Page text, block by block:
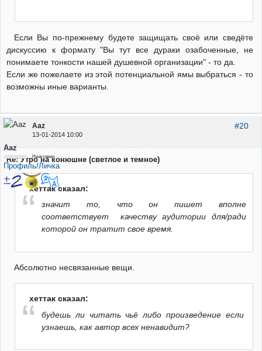
Если Вы по-прежнему будете защищать своё или сведёте
дискуссию к формату "Вы тут все дураки озабоченные, не
понимаете тонкости нашей душевной организации" - то да.
Если же пожелаете из этой потенциальной ямы выбраться - то
возможны иные варианты.
#20
Aaz
13-01-2014 10:00
Aaz
Неактивен
Профиль/Личка
Re: Утро на конюшне (светлое и темное)
хеттак сказал:
значит то, что он пишет вполне
соответствует качеству аудитории для/ради
которой он тратит свое время.
Абсолютно несвязанные вещи.
хеттак сказал:
будешь ли читать чьё либо произведение если
узнаешь, как автор всех ненавидит?